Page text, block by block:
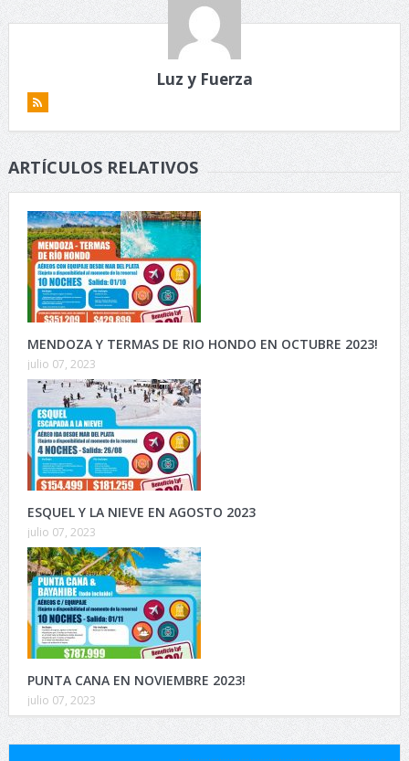
Luz y Fuerza
ARTÍCULOS RELATIVOS
MENDOZA Y TERMAS DE RIO HONDO EN OCTUBRE 2023!
julio 07, 2023
ESQUEL Y LA NIEVE EN AGOSTO 2023
julio 07, 2023
PUNTA CANA EN NOVIEMBRE 2023!
julio 07, 2023